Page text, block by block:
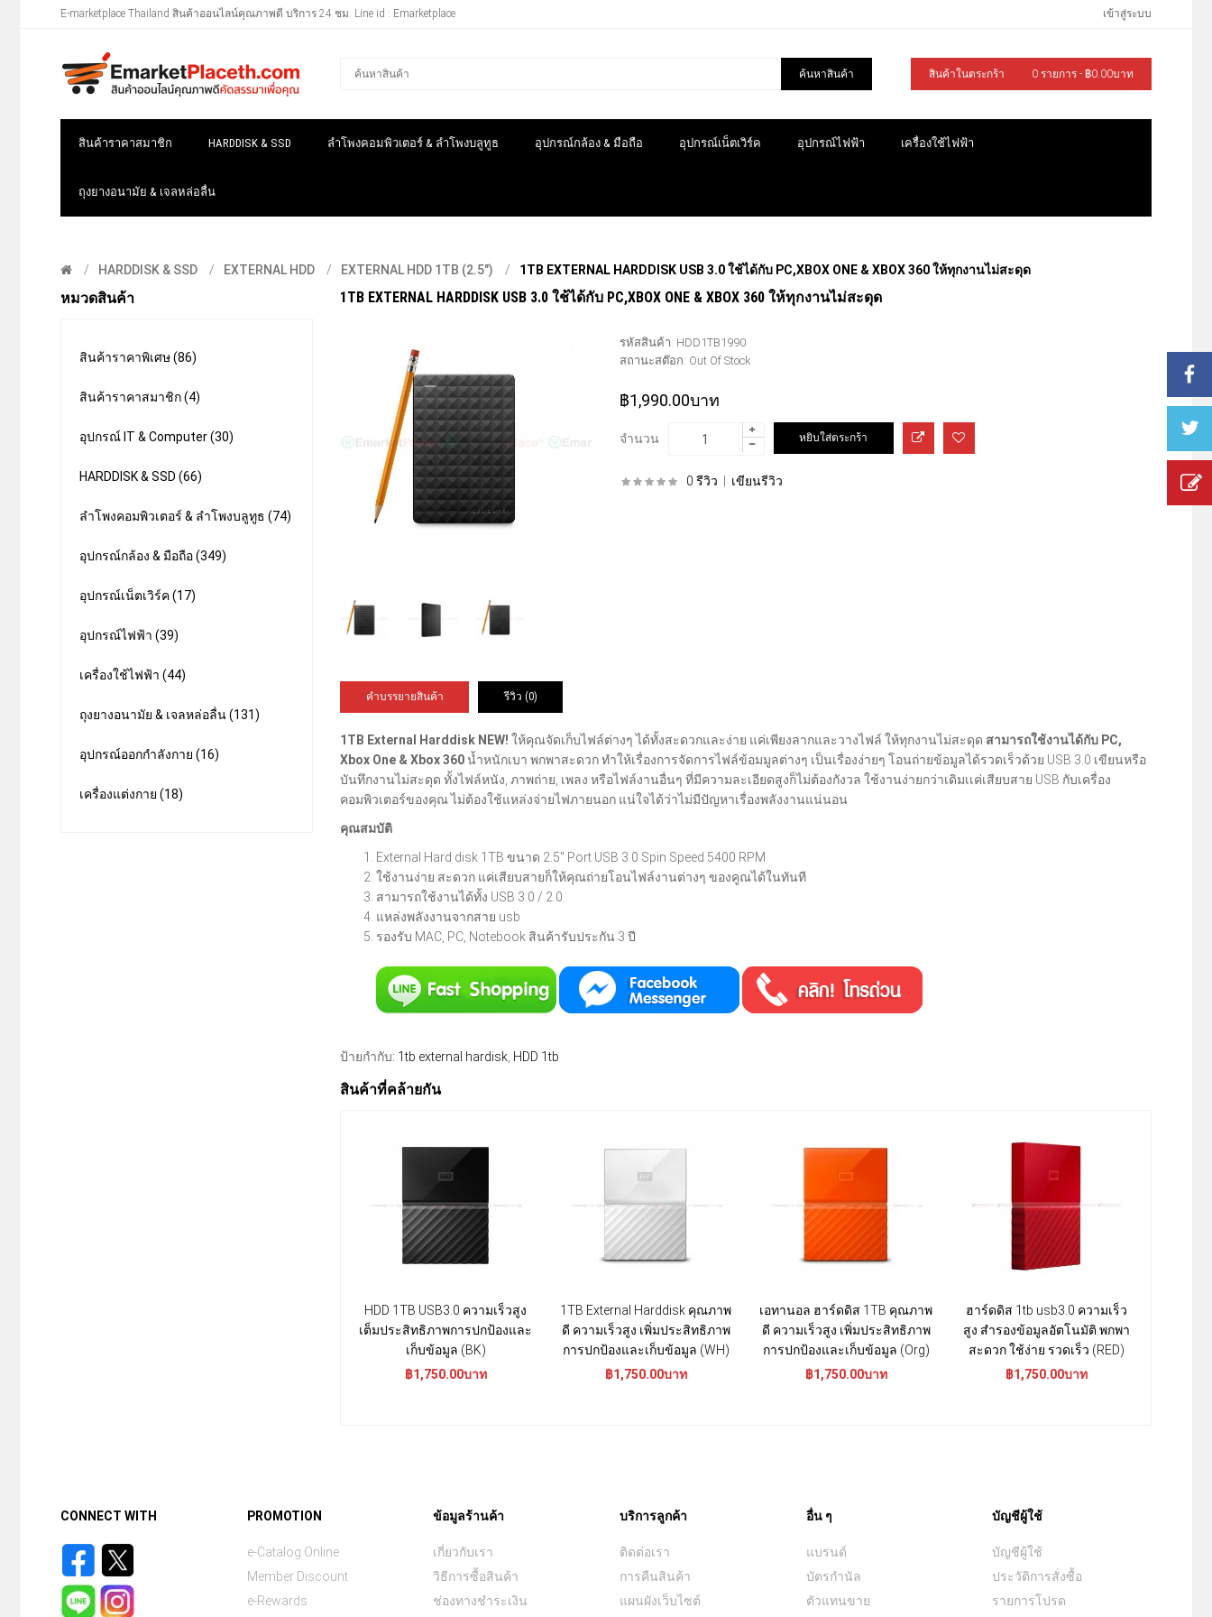
E-marketplace Thailand สินค้าออนไลน์คุณภาพดี บริการ 24 ชม. Line id : Emarketplace เข้าสู่ระบบ
ค้นหาสินค้า สินค้าในตระกร้า 0 รายการ - ฿0.00บาท
สินค้าราคาสมาชิก HARDDISK & SSD ลำโพงคอมพิวเตอร์ & ลำโพงบลูทูธ อุปกรณ์กล้อง & มือถือ อุปกรณ์เน็ตเวิร์ค อุปกรณ์ไฟฟ้า เครื่องใช้ไฟฟ้า
ถุงยางอนามัย & เจลหล่อลื่น
HARDDISK & SSD EXTERNAL HDD EXTERNAL HDD 1TB (2.5") 1TB EXTERNAL HARDDISK USB 3.0 ใช้ได้กับ PC,XBOX ONE & XBOX 360 ให้ทุกงานไม่สะดุด
หมวดสินค้า
สินค้าราคาพิเศษ (86)
สินค้าราคาสมาชิก (4)
อุปกรณ์ IT & Computer (30)
HARDDISK & SSD (66)
ลำโพงคอมพิวเตอร์ & ลำโพงบลูทูธ (74)
อุปกรณ์กล้อง & มือถือ (349)
อุปกรณ์เน็ตเวิร์ค (17)
อุปกรณ์ไฟฟ้า (39)
เครื่องใช้ไฟฟ้า (44)
ถุงยางอนามัย & เจลหล่อลื่น (131)
อุปกรณ์ออกกำลังกาย (16)
เครื่องแต่งกาย (18)
1TB EXTERNAL HARDDISK USB 3.0 ใช้ได้กับ PC,XBOX ONE & XBOX 360 ให้ทุกงานไม่สะดุด
รหัสสินค้า: HDD1TB1990
สถานะสต๊อก: Out Of Stock
฿1,990.00บาท
จำนวน
0 รีวิว เขียนรีวิว
คำบรรยายสินค้า รีวิว (0)
1TB External Harddisk NEW! ให้คุณจัดเก็บไฟล์ต่างๆ ได้ทั้งสะดวกและง่าย แค่เพียงลากและวางไฟล์ ให้ทุกงานไม่สะดุด สามารถใช้งานได้กับ PC,
Xbox One & Xbox 360น้ำหนักเบา พกพาสะดวก ทำให้เรื่องการจัดการไฟล์ข้อมมูลต่างๆ เป็นเรื่องง่ายๆ โอนถ่ายข้อมูลได้รวดเร็วด้วย USB 3.0 เขียนหรือ
บันทึกงานไม่สะดุด ทั้งไฟล์หนัง, ภาพถ่าย, เพลง หรือไฟล์งานอื่นๆ ที่มีความละเอียดสูงก็ไม่ต้องกังวล ใช้งานง่ายกว่าเดิมเเค่เสียบสาย USB กับเครื่อง
คอมพิวเตอร์ของคุณ ไม่ต้องใช้แหล่งจ่ายไฟภายนอก แน่ใจได้ว่าไม่มีปัญหาเรื่องพลังงานแน่นอน
คุณสมบัติ
External Hard disk 1TB ขนาด 2.5" Port USB 3.0 Spin Speed 5400 RPM
ใช้งานง่าย สะดวก แค่เสียบสายก็ให้คุณถ่ายโอนไฟล์งานต่างๆ ของคูณได้ในทันที
สามารถใช้งานได้ทั้ง USB 3.0 / 2.0
แหล่งพลังงานจากสาย usb
รองรับ MAC, PC, Notebook สินค้ารับประกัน 3 ปี
ป้ายกำกับ: 1tb external hardisk HDD 1tb
สินค้าที่คล้ายกัน
HDD 1TB USB3.0 ความเร็วสูง
เต็มประสิทธิภาพการปกป้องและ
เก็บข้อมูล (BK)
฿1,750.00บาท
1TB External Harddisk คุณภาพ
ดี ความเร็วสูง เพิ่มประสิทธิภาพ
การปกป้องและเก็บข้อมูล (WH)
฿1,750.00บาท
เอทานอล ฮาร์ดดิส 1TB คุณภาพ
ดี ความเร็วสูง เพิ่มประสิทธิภาพ
การปกป้องและเก็บข้อมูล (Org)
฿1,750.00บาท
ฮาร์ดดิส 1tb usb3.0 ความเร็ว
สูง สำรองข้อมูลอัตโนมัติ พกพา
สะดวก ใช้ง่าย รวดเร็ว (RED)
฿1,750.00บาท
CONNECT WITH PROMOTION
e-Catalog Online
Member Discount
e-Rewards
ข้อมูลร้านค้า
เกี่ยวกับเรา
วิธีการซื้อสินค้า
ช่องทางชำระเงิน
บริการลูกค้า
ติดต่อเรา
การคืนสินค้า
แผนผังเว็บไซต์
อื่น ๆ
แบรนด์
บัตรกำนัล
ตัวแทนขาย
บัญชีผู้ใช้
บัญชีผู้ใช้
ประวัติการสั่งซื้อ
รายการโปรด